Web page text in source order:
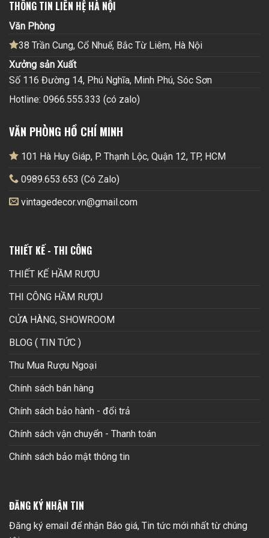
THÔNG TIN LIÊN HỆ HÀ NỘI
Văn Phòng
38 Trần Cung, Cổ Nhuế, Bắc Từ Liêm, Hà Nội
Xưởng sản Xuất
Số 116 Đường 14, Phú Nghĩa, Minh Phú, Sóc Sơn
Hotline: 0966.555.333 (có zalo)
VĂN PHÒNG HỒ CHÍ MINH
101 Hà Huy Giáp, P. Thạnh Lộc, Quận 12, TP, HCM
0989.653.653 (Có Zalo)
vintagedecor.vn@gmail.com
THIẾT KẾ - THI CÔNG
THIẾT KẾ HẦM RƯỢU
THI CÔNG HẦM RƯỢU
CỬA HÀNG, SHOWROOM
BLOG ( TIN TỨC )
Thu Mua Rượu Ngoại
Chính sách bán hàng
Chính sách bảo hành - đổi trả
Chính sách vận chuyển - Thanh toán
Chính sách bảo mật thông tin
ĐĂNG KÝ NHẬN TIN
Đăng ký email để nhận Báo giá, Tin tức mới nhất từ chúng